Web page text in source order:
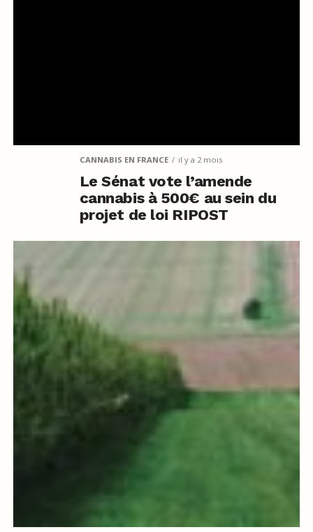
CANNABIS EN FRANCE il y a 2 mois
Le Sénat vote l’amende
cannabis à 500€ au sein du
projet de loi RIPOST